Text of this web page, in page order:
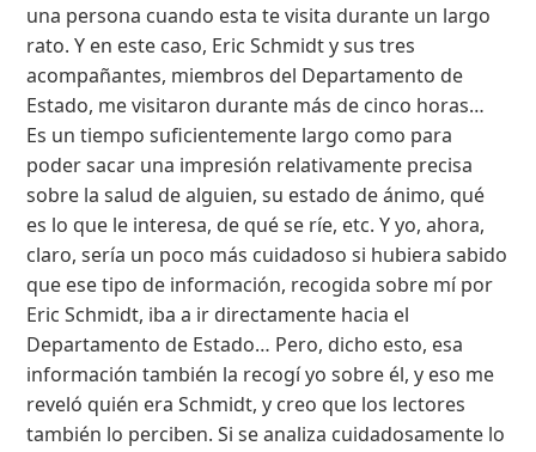
una persona cuando esta te visita durante un largo
rato. Y en este caso, Eric Schmidt y sus tres
acompañantes, miembros del Departamento de
Estado, me visitaron durante más de cinco horas…
Es un tiempo suficientemente largo como para
poder sacar una impresión relativamente precisa
sobre la salud de alguien, su estado de ánimo, qué
es lo que le interesa, de qué se ríe, etc. Y yo, ahora,
claro, sería un poco más cuidadoso si hubiera sabido
que ese tipo de información, recogida sobre mí por
Eric Schmidt, iba a ir directamente hacia el
Departamento de Estado… Pero, dicho esto, esa
información también la recogí yo sobre él, y eso me
reveló quién era Schmidt, y creo que los lectores
también lo perciben. Si se analiza cuidadosamente lo